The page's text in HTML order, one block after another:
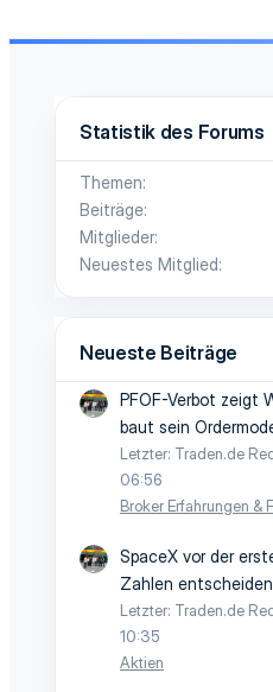
Statistik des Forums
Themen
Beiträge
Mitglieder
Neuestes Mitglied
Neueste Beiträge
PFOF-Verbot zeigt
baut sein
Letzter: Traden.de
06:56
Broker Erfahrungen &
SpaceX vor der
Zahlen
Letzter: Traden.de
10:35
Aktien